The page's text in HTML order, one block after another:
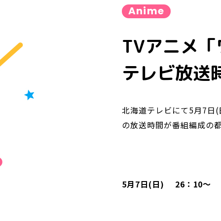
Anime
TVアニメ
テレビ放送
北海道テレビにて5月7日
の放送時間が番組編成の
5月7日(日) 26：10～